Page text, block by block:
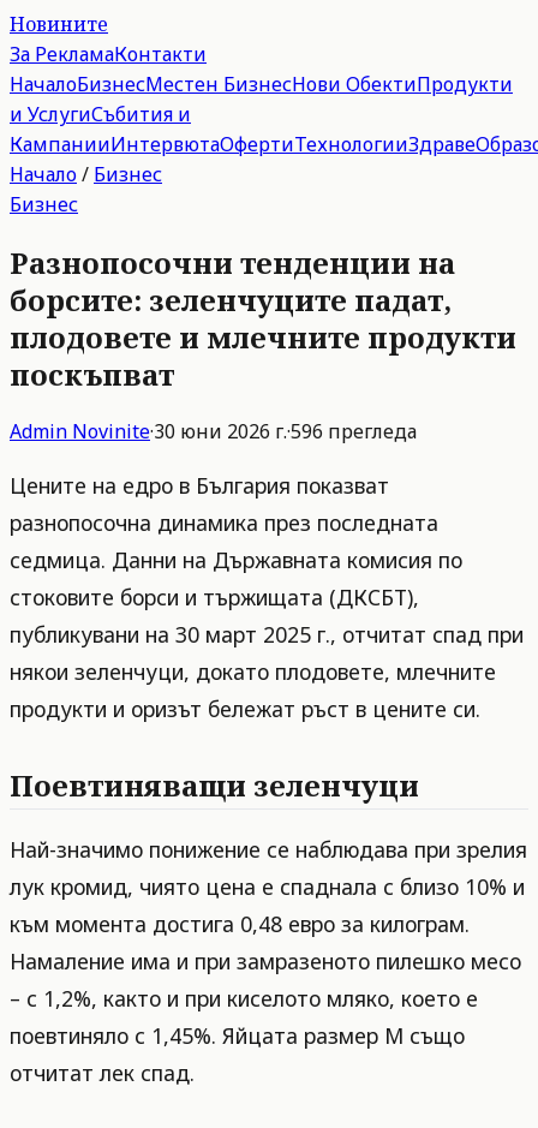
Новините
За РекламаКонтакти
НачалоБизнесМестен БизнесНови ОбектиПродукти
и УслугиСъбития и
КампанииИнтервютаОфертиТехнологииЗдраве
Начало/ Бизнес
Бизнес
Разнопосочни тенденции на
борсите: зеленчуците падат,
плодовете и млечните продукти
поскъпват
Admin Novinite·30 юни 2026 г.·596 прегледа
Цените на едро в България показват
разнопосочна динамика през последната
седмица. Данни на Държавната комисия по
стоковите борси и тържищата (ДКСБТ),
публикувани на 30 март 2025 г., отчитат спад при
някои зеленчуци, докато плодовете, млечните
продукти и оризът бележат ръст в цените си.
Поевтиняващи зеленчуци
Най-значимо понижение се наблюдава при зрелия
лук кромид, чиято цена е спаднала с близо 10% и
към момента достига 0,48 евро за килограм.
Намаление има и при замразеното пилешко месо
– с 1,2%, както и при киселото мляко, което е
поевтиняло с 1,45%. Яйцата размер М също
отчитат лек спад.